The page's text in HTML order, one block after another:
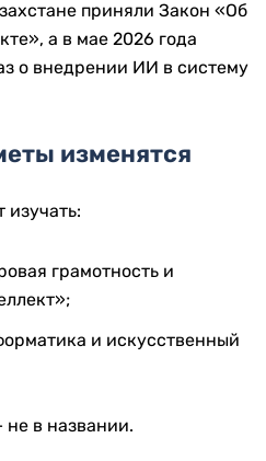
приняли Закон «Об
а в мае 2026 года
о внедрении ИИ в систему
изменятся
изучать:
грамотность и
и искусственный
не в названии.